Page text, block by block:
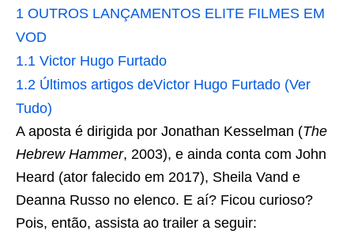
1 OUTROS LANÇAMENTOS ELITE FILMES EM
VOD
1.1 Victor Hugo Furtado
1.2 Últimos artigos deVictor Hugo Furtado (Ver
Tudo)
A aposta é dirigida por Jonathan Kesselman (The
Hebrew Hammer, 2003), e ainda conta com John
Heard (ator falecido em 2017), Sheila Vand e
Deanna Russo no elenco. E aí? Ficou curioso?
Pois, então, assista ao trailer a seguir: